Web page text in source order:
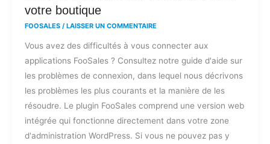
votre boutique
FOOSALES / LAISSER UN COMMENTAIRE
Vous avez des difficultés à vous connecter aux
applications FooSales ? Consultez notre guide d'aide sur
les problèmes de connexion, dans lequel nous décrivons
les problèmes les plus courants et la manière de les
résoudre. Le plugin FooSales comprend une version web
intégrée qui fonctionne directement dans votre zone
d'administration WordPress. Si vous ne pouvez pas y
l'application
à
votre
boutique